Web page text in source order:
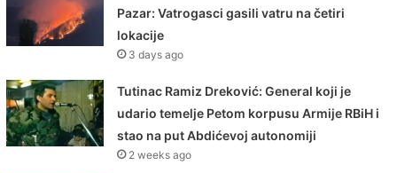
Pazar: Vatrogasci gasili vatru na četiri
lokacije
3 days ago
Tutinac Ramiz Dreković: General koji je
udario temelje Petom korpusu Armije RBiH i
stao na put Abdićevoj autonomiji
2 weeks ago